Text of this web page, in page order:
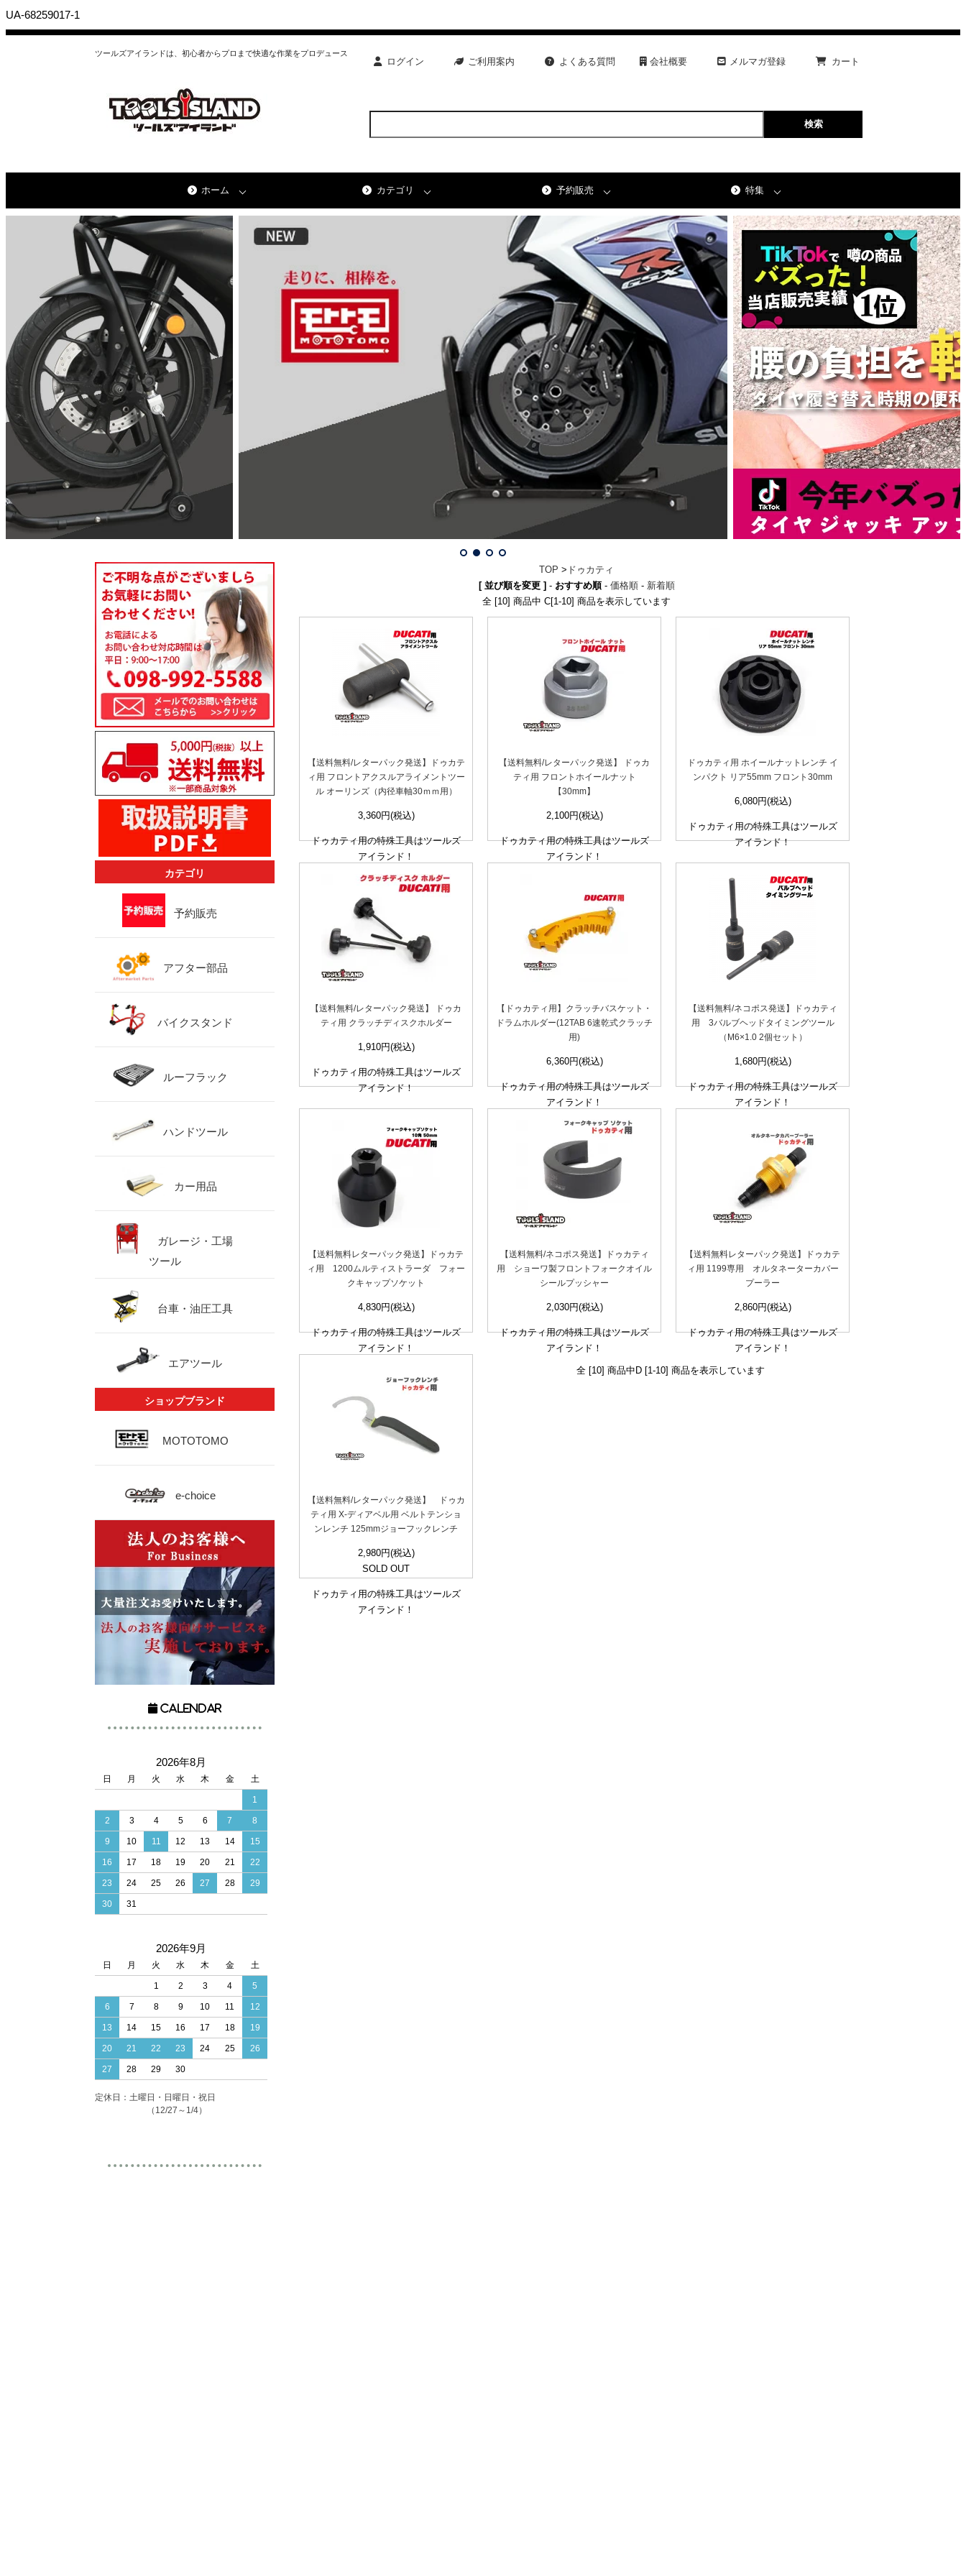
UA-68259017-1
ログイン ご利用案内 よくある質問 会社概要 メルマガ登録 カート
ツールズアイランドは、初心者からプロまで快適な作業をプロデュース
ホーム カテゴリ 予約販売 特集
カテゴリ
予約販売
アフター部品
バイクスタンド
ルーフラック
ハンドツール
カー用品
ガレージ・工場
ツール
台車・油圧工具
エアツール
ショップブランド
MOTOTOMO
e-choice
Calendar
2026年8月
日 月 火 水 木 金 土
1
2 3 4 5 6 7 8
9 10 11 12 13 14 15
16 17 18 19 20 21 22
23 24 25 26 27 28 29
30 31
2026年9月
日 月 火 水 木 金 土
1 2 3 4 5
6 7 8 9 10 11 12
13 14 15 16 17 18 19
20 21 22 23 24 25 26
27 28 29 30
定休日：土曜日・日曜日・祝日
（12/27～1/4）
TOP > ドゥカティ
[ 並び順を変更 ]- おすすめ順- 価格順- 新着順
全 [10] 商品中 C[1-10] 商品を表示しています
【送料無料/レターパック発送】ドゥカテ
ィ用 フロントアクスルアライメントツー
ル オーリンズ（内径車軸30ｍｍ用）
3,360円(税込)
ドゥカティ用の特殊工具はツールズ
アイランド！
【送料無料/レターパック発送】 ドゥカ
ティ用 フロントホイールナット
【30mm】
2,100円(税込)
ドゥカティ用の特殊工具はツールズ
アイランド！
ドゥカティ用 ホイールナットレンチ イ
ンパクト リア55mm フロント30mm
6,080円(税込)
ドゥカティ用の特殊工具はツールズ
アイランド！
【送料無料/レターパック発送】 ドゥカ
ティ用 クラッチディスクホルダー
1,910円(税込)
ドゥカティ用の特殊工具はツールズ
アイランド！
【ドゥカティ用】クラッチバスケット・
ドラムホルダー(12TAB 6速乾式クラッチ
用)
6,360円(税込)
ドゥカティ用の特殊工具はツールズ
アイランド！
【送料無料/ネコポス発送】ドゥカティ
用 3バルブヘッドタイミングツール
（M6×1.0 2個セット）
1,680円(税込)
ドゥカティ用の特殊工具はツールズ
アイランド！
【送料無料レターパック発送】ドゥカテ
ィ用 1200ムルティストラーダ フォー
クキャップソケット
4,830円(税込)
ドゥカティ用の特殊工具はツールズ
アイランド！
【送料無料/ネコポス発送】ドゥカティ
用 ショーワ製フロントフォークオイル
シールプッシャー
2,030円(税込)
ドゥカティ用の特殊工具はツールズ
アイランド！
【送料無料レターパック発送】ドゥカテ
ィ用 1199専用 オルタネーターカバー
プーラー
2,860円(税込)
ドゥカティ用の特殊工具はツールズ
アイランド！
【送料無料/レターパック発送】 ドゥカ
ティ用 X-ディアベル用 ベルトテンショ
ンレンチ 125mmジョーフックレンチ
2,980円(税込)
SOLD OUT
ドゥカティ用の特殊工具はツールズ
アイランド！
全 [10] 商品中D [1-10] 商品を表示しています